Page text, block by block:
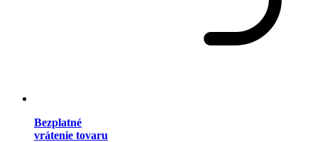
Bezplatné
vrátenie tovaru